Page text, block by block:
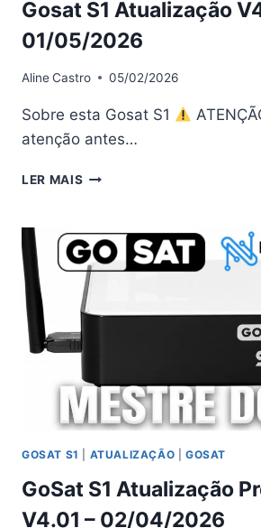
Gosat S1 Atualização
01/05/2026
AlineCastro 05/02/2026
Sobre esta Gosat S1
atenção antes…
LER MAIS GOSAT
V4.02
–
01/05/2026
GOSAT S1 ATUALIZAÇÃO GOSAT
GoSat S1 Atualização
V4.01 – 02/04/2026